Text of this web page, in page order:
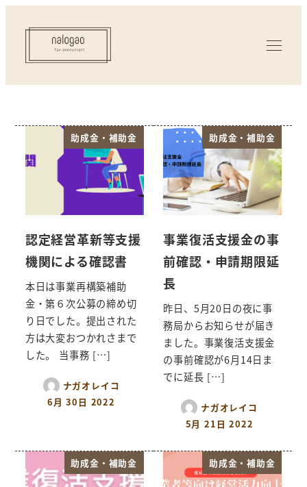
助成金・補助金
認定経営革新等支援
機関による確認書
本日は事業再構築補助
金・第６次公募の締め切
り日でした。提出された
方は大変おつかれさまで
した。 当事務 […]
ナガオレイコ
6月 30日 2022
助成金・補助金
事業復活支援金の事
前確認・申請期限延
長
昨日、5月20日の夜に事
務局からお知らせが届き
ました。事業復活支援金
の事前確認が6月14日ま
でに延長 […]
ナガオレイコ
5月 21日 2022
助成金・補助金 助成金・補助金